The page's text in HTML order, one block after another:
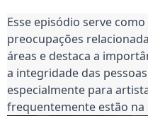
Esse episódio serve
preocupações
áreas e destaca a
a integridade das
especialmente para
frequentemente estão na